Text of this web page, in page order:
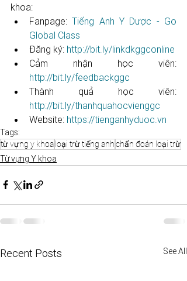
khoa:
Fanpage: Tiếng Anh Y Dược - Go
Global Class
Đăng ký: http://bit.ly/linkdkggconline​​​​​​​​​​​
http://bit.ly/feedbackggc​​​​​​​​​​​
http://bit.ly/thanhquahocvienggc​​​​​
Website: https://tienganhyduoc.vn
Tags:
từ vựng y khoa loại trừ tiếng anhchẩn đoán loại trừ
Từ vựng Y khoa
Recent Posts See All